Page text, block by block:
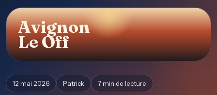
Avignon
Le Off
12 mai 2026 Patrick 7 min de lecture